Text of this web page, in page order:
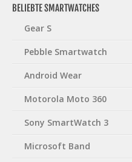
BELIEBTE SMARTWATCHES
Gear S
Pebble Smartwatch
Android Wear
Motorola Moto 360
Sony SmartWatch 3
Microsoft Band